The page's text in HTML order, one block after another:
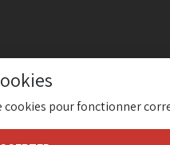
cookies pour fonctionner